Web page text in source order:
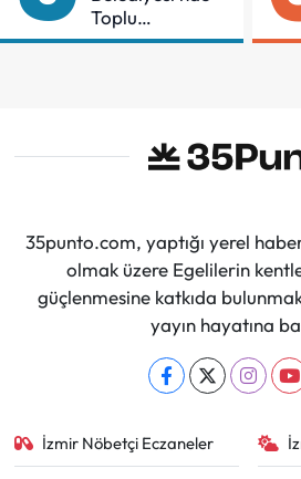
Toplu
Sözleşmeye
35punto.com, yaptığı yerel
olmak üzere Egelilerin
güçlenmesine katkıda
yayın hayatına
İzmir Nöbetçi Eczaneler